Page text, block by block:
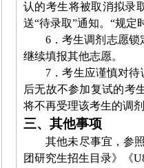
认的考生将被取消拟录
送“待录取”通知。 “规定
6 ．考生调剂志愿
继续填报其他志愿。
7 ．考生应谨慎对
后无故不参加复试的考
将不再受理该考生的调
三、其他事项
其他未尽事宜，参
团研究生招生目录》《